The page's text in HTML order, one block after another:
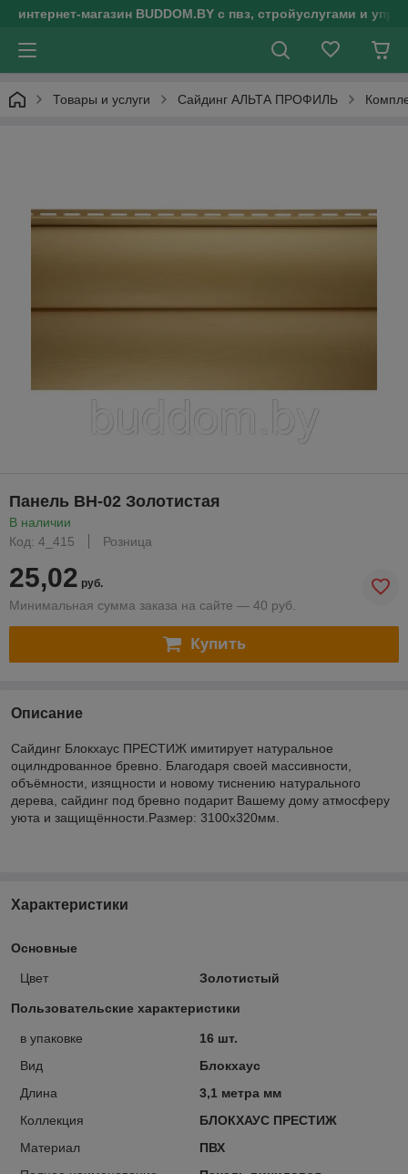
интернет-магазин BUDDOM.BY с пвз, стройуслугами и
Товары и услуги Сайдинг АЛЬТА ПРОФИЛЬ
Панель BH-02 Золотистая
В наличии
Код: 4_415
Розница
25,02 руб.
Минимальная сумма заказа на сайте — 40 руб.
Купить
Описание
Сайдинг Блокхаус ПРЕСТИЖ имитирует натуральное
оцилндрованное бревно. Благодаря своей массивности,
объёмности, изящности и новому тиснению натурального
дерева, сайдинг под бревно подарит Вашему дому атмосферу
уюта и защищённости.Размер: 3100x320мм.
Характеристики
Основные
Цвет Золотистый
Пользовательские характеристики
в упаковке
16 шт.
Вид
Блокхаус
Длина
3,1 метра мм
Коллекция
БЛОКХАУС ПРЕСТИЖ
Материал
ПВХ